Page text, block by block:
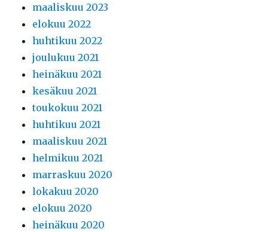
maaliskuu 2023
elokuu 2022
huhtikuu 2022
joulukuu 2021
heinäkuu 2021
kesäkuu 2021
toukokuu 2021
huhtikuu 2021
maaliskuu 2021
helmikuu 2021
marraskuu 2020
lokakuu 2020
elokuu 2020
heinäkuu 2020